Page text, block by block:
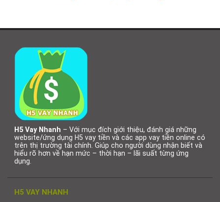
H5 Vay Nhanh – Với mục đích giới thiệu, đánh giá những
website/ứng dụng H5 vay tiền và các app vay tiền online có
trên thị trường tài chính. Giúp cho người dùng nhận biết và
hiểu rõ hơn về hạn mức – thời hạn – lãi suất từng ứng
dụng.
H5 VAY NHANH